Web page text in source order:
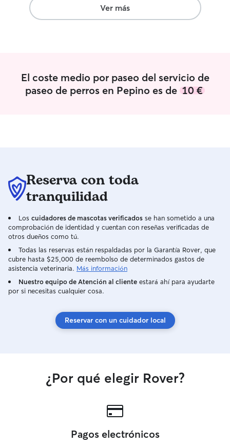
necesidad: teletrabajo la mayor parte del
tiempo, y los días que voy a la oficina,
quemen energía, pero también soy una
persona tranquila y me adapto con total
gestionar los parámetros y filtración de
mis acuarios. Esa misma exactitud la
aplico con tu mascota: si requiere
o dietas pautadas, seguiré tus
instrucciones al milímetro. Trabajo en
horaria. Preferentemente tengo las
tardes libres, ¡pero también me gusta
Actualmente no dispongo de mascotas,
pero puedo cuidar de las tuyas. Mi
enfocado solo en el/ella. Disfruto de las
caminatas y espero que tu amigo peludo
Ver más
El coste medio por paseo del servicio de
paseo de perros en Pepino es de 10 €
Reserva con toda
tranquilidad
Los cuidadores de mascotas verificados se han sometido a una
comprobación de identidad y cuentan con reseñas verificadas de
otros dueños como tú.
Todas las reservas están respaldadas por la Garantía Rover, que
cubre hasta $25,000 de reembolso de determinados gastos de
asistencia veterinaria. Más información
Nuestro equipo de Atención al cliente estará ahí para ayudarte
por si necesitas cualquier cosa.
Reservar con un cuidador local
¿Por qué elegir Rover?
Pagos electrónicos